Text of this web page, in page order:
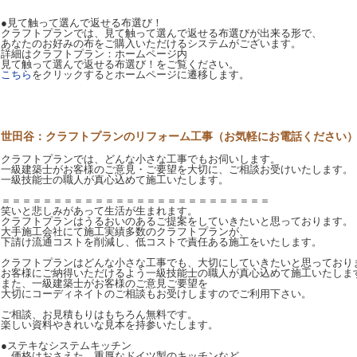
●見て触って選んで返せる布選び！
クラフトプランでは、見て触って選んで返せる布選びが出来る形で、
あなたのお好みの布をご購入いただけるシステムがございます。
詳細はクラフトプラン：ホームページ内
見て触って選んで返せる布選び！をご覧ください。
こちら をクリックするとホームページに遷移します。
世田谷：クラフトプランのリフォーム工事（お気軽にお電話ください）
クラフトプランでは、どんな小さな工事でもお伺いします。
一級建築士がお客様のご意見・ご要望を大切に、ご相談お受けいたします。
一級技能士の職人が真心込めて施工いたします。
＝＝＝＝＝＝＝＝＝＝＝＝＝＝＝＝＝＝＝＝＝＝＝＝＝＝
笑いと悲しみがあって生活が生まれます。
クラフトプランはうるおいのあるご提案をしていきたいと思っております。
大手施工会社にて施工実績多数のクラフトプランが、
下請け流通コストを削減し、低コストで責任ある施工をいたします。
クラフトプランはどんな小さな工事でも、大切にしていきたいと思っており
お客様にご納得いただけるよう一級技能士の職人が真心込めて施工いたしま
また、一級建築士がお客様のご意見ご要望を
大切にコーディネイトのご相談もお受けしますのでご利用下さい。
ご相談、お見積もりはもちろん無料です。
楽しい資料やきれいな見本を持参いたします。
●ステキなシステムキッチン